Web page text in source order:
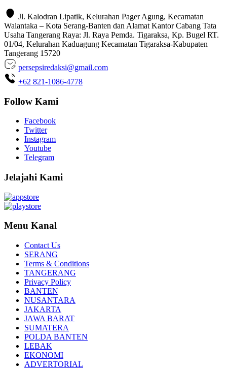
Jl. Kalodran Lipatik, Kelurahan Pager Agung, Kecamatan
Walantaka – Kota Serang-Banten dan Alamat Kantor Cabang Tata
Usaha Tangerang Raya: Jl. Raya Pemda. Tigaraksa, Kp. Bugel RT.
01/04, Kelurahan Kaduagung Kecamatan Tigaraksa-Kabupaten
Tangerang 15720
persepsiredaksi@gmail.com
+62 821-1086-4778
Follow Kami
Facebook
Twitter
Instagram
Youtube
Telegram
Jelajahi Kami
Menu Kanal
Contact Us
SERANG
Terms & Conditions
TANGERANG
Privacy Policy
BANTEN
NUSANTARA
JAKARTA
JAWA BARAT
SUMATERA
POLDA BANTEN
LEBAK
EKONOMI
ADVERTORIAL